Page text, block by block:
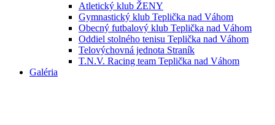
Atletický klub ŽENY
Gymnastický klub Teplička nad Váhom
Obecný futbalový klub Teplička nad Váhom
Oddiel stolného tenisu Teplička nad Váhom
Telovýchovná jednota Straník
T.N.V. Racing team Teplička nad Váhom
Galéria